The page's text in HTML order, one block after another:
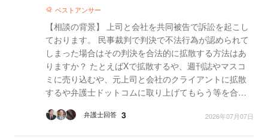
ベストアンサー
【相談の背景】 上司と会社を共同被告で訴訟を起こし
ております。 民事裁判で判決で不法行為が認められて
しまった場合はその判決を合法的に拡散する方法はあ
りますか？ たとえばXで拡散するや、週刊誌やマスコ
ミに売り込むや、元上司と会社のクライアントに拡散
するや弁護士ドットコムに取り上げてもらう等を合法
目...
弁護士回答 3 2026年07月07日